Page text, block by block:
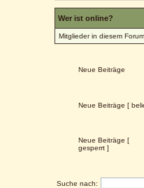
Wer ist online?
Mitglieder in diesem
Neue Beiträge
Neue Beiträge [
Neue Beiträge [
gesperrt ]
Suche nach: